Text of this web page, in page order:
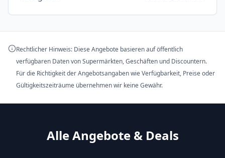
Rechtlicher Hinweis: Diese Angebote basieren auf öffentlich
verfügbaren Daten von Supermärkten, Geschäften und Discountern.
Für die Richtigkeit der Angebotsangaben wie Verfügbarkeit, Preise oder
Gültigkeitszeiträume übernehmen wir keine Gewähr.
Alle Angebote & Deals